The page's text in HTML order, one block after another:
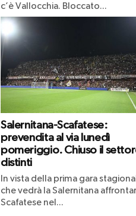
c’è Vallocchia. Bloccato...
Salernitana-Scafatese:
prevendita al via lunedì
pomeriggio. Chiuso il
distinti
In vista della prima gara
che vedrà la Salernitana
Scafatese nel...